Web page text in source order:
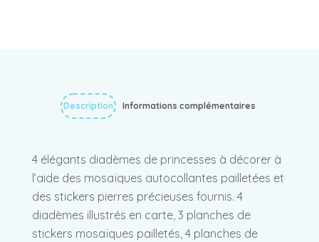
Description Informations complémentaires
4 élégants diadèmes de princesses à décorer à
l’aide des mosaïques autocollantes pailletées et
des stickers pierres précieuses fournis. 4
diadèmes illustrés en carte, 3 planches de
stickers mosaïques pailletés, 4 planches de